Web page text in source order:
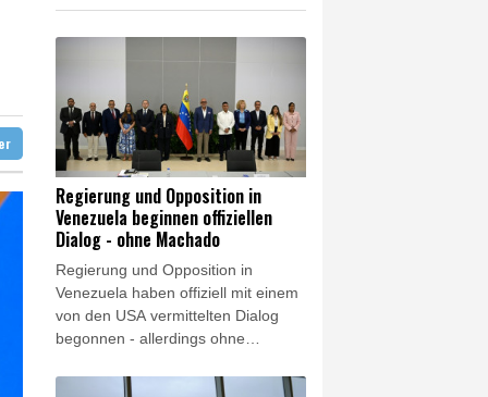
Vergeltung an
Regierung und Opposition in
Venezuela beginnen offiziellen
Dialog - ohne Machado
Regierung und Opposition in
Venezuela haben offiziell mit einem
von den USA vermittelten Dialog
begonnen - allerdings ohne
Corina Machado. Bei den